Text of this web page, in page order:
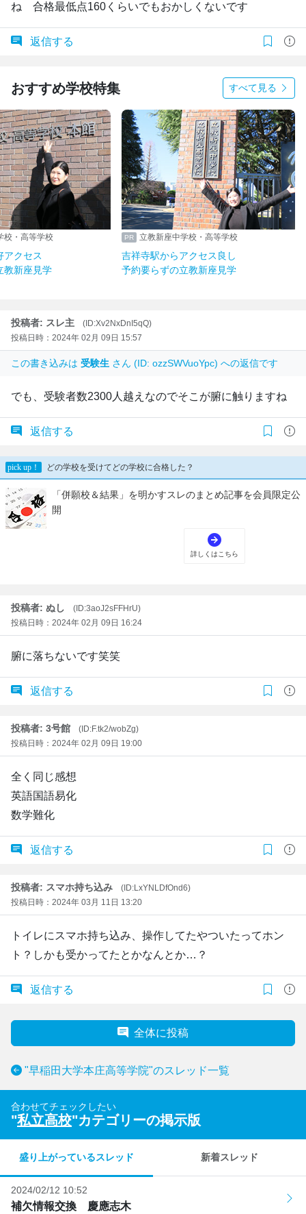
ね 合格最低点160くらいでもおかしくないです
返信する
おすすめ学校特集 すべて見る
校・高等学校
アクセス
教新座見学
立教新座中学校・高等学校
吉祥寺駅からアクセス良し
予約要らずの立教新座見学
投稿者: スレ主
(ID:Xv2NxDnI5qQ)
投稿日時：2024年 02月 09日 15:57
この書き込みは 受験生 さん (ID: ozzSWVuoYpc) への返信です
でも、受験者数2300人越えなのでそこが腑に触りますね
返信する
投稿者: ぬし
(ID:3aoJ2sFFHrU)
投稿日時：2024年 02月 09日 16:24
腑に落ちないです笑笑
返信する
投稿者: 3号館
(ID:F.tk2/wobZg)
投稿日時：2024年 02月 09日 19:00
全く同じ感想
英語国語易化
数学難化
返信する
投稿者: スマホ持ち込み
(ID:LxYNLDfOnd6)
投稿日時：2024年 03月 11日 13:20
トイレにスマホ持ち込み、操作してたやついたってホン
ト？しかも受かってたとかなんとか…？
返信する
全体に投稿
"早稲田大学本庄高等学院"のスレッド一覧
合わせてチェックしたい
"私立高校"カテゴリーの掲示版
盛り上がっているスレッド 新着スレッド
2024/02/12 10:52
補欠情報交換 慶應志木